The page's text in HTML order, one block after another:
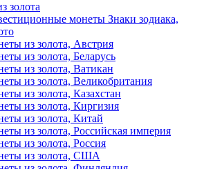
золота
монеты Знаки зодиака,
из золота, Австрия
из золота, Беларусь
из золота, Ватикан
из золота, Великобритания
из золота, Казахстан
из золота, Киргизия
из золота, Китай
из золота, Российская империя
из золота, Россия
из золота, США